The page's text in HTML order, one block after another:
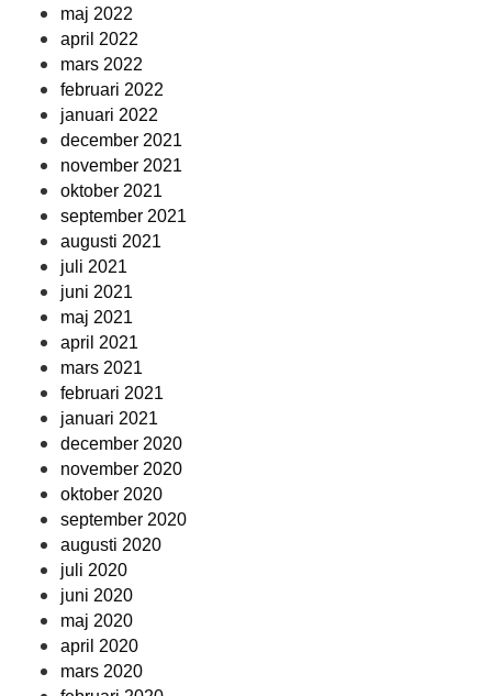
maj 2022
april 2022
mars 2022
februari 2022
januari 2022
december 2021
november 2021
oktober 2021
september 2021
augusti 2021
juli 2021
juni 2021
maj 2021
april 2021
mars 2021
februari 2021
januari 2021
december 2020
november 2020
oktober 2020
september 2020
augusti 2020
juli 2020
juni 2020
maj 2020
april 2020
mars 2020